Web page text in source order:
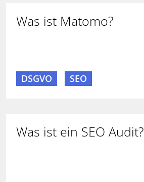
Was ist Matomo?
DSGVO SEO
Was ist ein SEO Audit?